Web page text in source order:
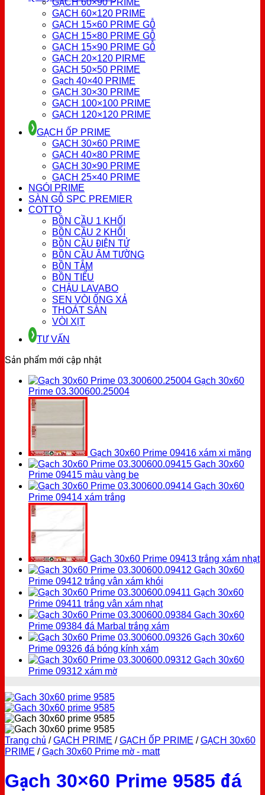
GẠCH 60×90 PRIME
GẠCH 60×120 PRIME
GẠCH 15×60 PRIME GỖ
GẠCH 15×80 PRIME GỖ
GẠCH 15×90 PRIME GỖ
GẠCH 20×120 PIRME
GẠCH 50×50 PRIME
Gạch 40×40 PRIME
GẠCH 30×30 PRIME
GẠCH 100×100 PRIME
GẠCH 120×120 PRIME
GẠCH ỐP PRIME
GẠCH 30×60 PRIME
GẠCH 40×80 PRIME
GẠCH 30×90 PRIME
GẠCH 25×40 PRIME
NGÓI PRIME
SÀN GỖ SPC PREMIER
COTTO
BỒN CẦU 1 KHỐI
BỒN CẦU 2 KHỐI
BỒN CẦU ĐIỆN TỬ
BỒN CẦU ÂM TƯỜNG
BỒN TẮM
BỒN TIỂU
CHẬU LAVABO
SEN VÒI ỐNG XẢ
THOÁT SÀN
VÒI XỊT
TƯ VẤN
Sản phẩm mới cập nhật
Gạch 30x60
Prime 03.300600.25004
Gạch 30x60 Prime 09416 xám xi măng
Gạch 30x60
Prime 09415 màu vàng be
Gạch 30x60
Prime 09414 xám trắng
Gạch 30x60 Prime 09413 trắng xám nhạt
Gạch 30x60
Prime 09412 trắng vân xám khói
Gạch 30x60
Prime 09411 trắng vân xám nhạt
Gạch 30x60
Prime 09384 đá Marbal trắng xám
Gạch 30x60
Prime 09326 đá bóng kính xám
Gạch 30x60
Prime 09312 xám mờ
Trang chủ / GẠCH PRIME / GẠCH ỐP PRIME / GẠCH 30x60
PRIME / Gạch 30x60 Prime mờ - matt
Gạch 30×60 Prime 9585 đá